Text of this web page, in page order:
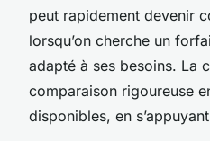
peut rapidement devenir
lorsqu’on cherche un
adapté à ses besoins. La
comparaison rigoureuse
disponibles, en